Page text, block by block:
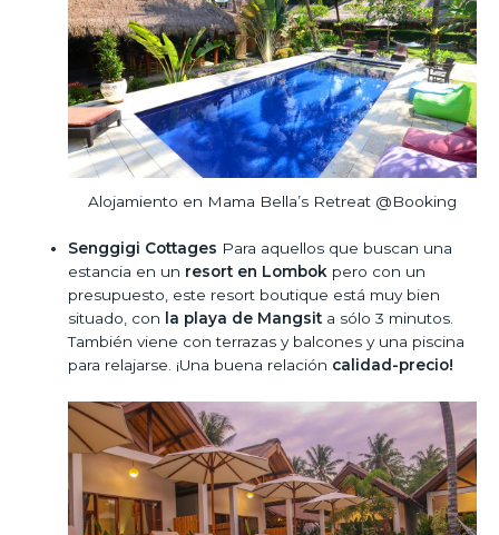
Alojamiento en Mama Bella’s Retreat @Booking
Senggigi Cottages Para aquellos que buscan una
estancia en un resort en Lombok pero con un
presupuesto, este resort boutique está muy bien
situado, con
la playa de Mangsit a sólo 3 minutos.
También viene con terrazas y balcones y una piscina
para relajarse. ¡Una buena relación calidad-precio!